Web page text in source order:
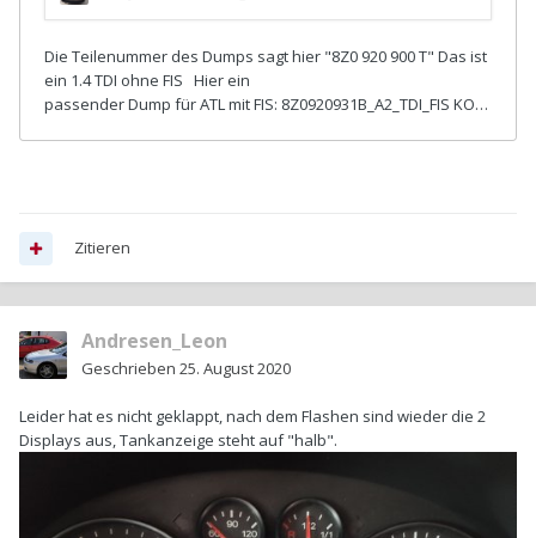
Zitieren
Andresen_Leon
Geschrieben 25. August 2020
Leider hat es nicht geklappt, nach dem Flashen sind wieder die 2
Displays aus, Tankanzeige steht auf "halb".